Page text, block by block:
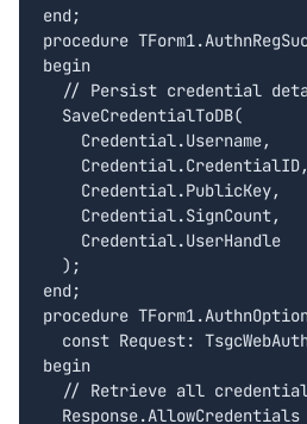
end;
procedure
begin
// Persist credential
  SaveCredentialToDB(
    Credential.Username,
    Credential.CredentialID,
    Credential.PublicKey,
    Credential.SignCount,
    Credential.UserHandle
  );
end;
procedure
const Request:
begin
// Retrieve all